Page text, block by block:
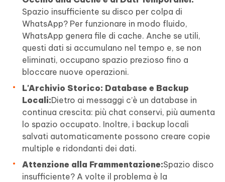
Spazio insufficiente su disco per colpa di
WhatsApp? Per funzionare in modo fluido,
WhatsApp genera file di cache. Anche se utili,
questi dati si accumulano nel tempo e, se non
eliminati, occupano spazio prezioso fino a
bloccare nuove operazioni.
L'Archivio Storico: Database e Backup
Locali:Dietro ai messaggi c’è un database in
continua crescita: più chat conservi, più aumenta
lo spazio occupato. Inoltre, i backup locali
salvati automaticamente possono creare copie
multiple e ridondanti dei dati.
Attenzione alla Frammentazione:Spazio disco
insufficiente? A volte il problema è la